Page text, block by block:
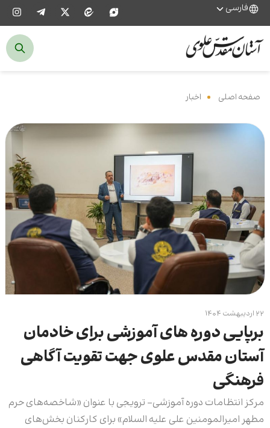
فارسی
صفحه اصلی اخبار
۲۲ اردیبهشت ۱۴۰۴
برپایی دوره های آموزشی برای خادمان
آستان مقدس علوی جهت تقویت آگاهی
فرهنگی
مرکز انتظامات دوره آموزشی- ترویجی با عنوان «شاخصه‌های حرم
مطهر امیرالمومنین علی علیه السلام» برای کارکنان بخش‌های